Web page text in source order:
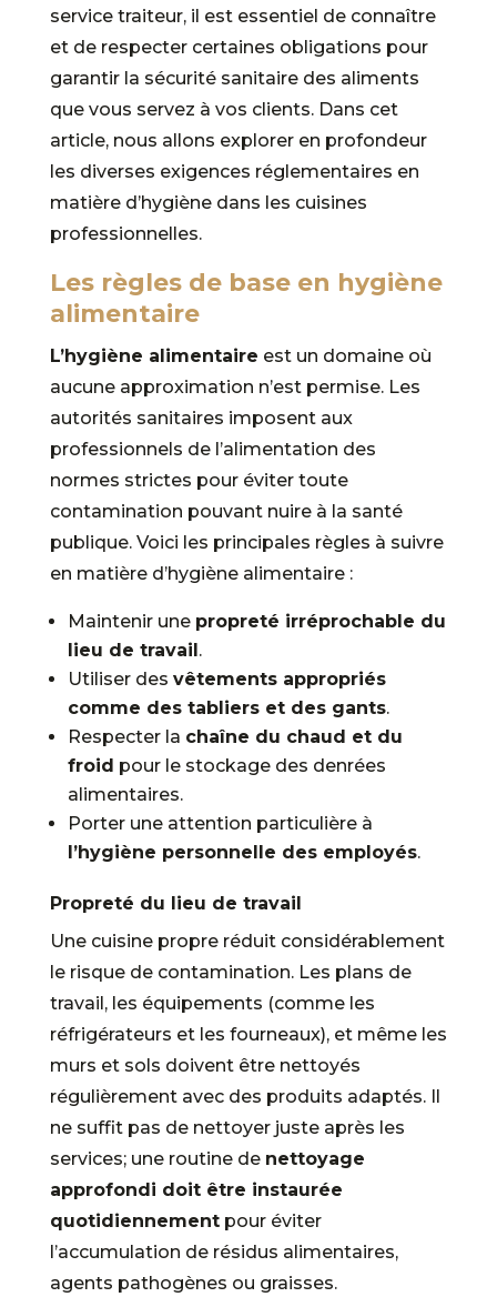
service traiteur, il est essentiel de connaître
et de respecter certaines obligations pour
garantir la sécurité sanitaire des aliments
que vous servez à vos clients. Dans cet
article, nous allons explorer en profondeur
les diverses exigences réglementaires en
matière d’hygiène dans les cuisines
professionnelles.
Les règles de base en hygiène
alimentaire
L’hygiène alimentaire est un domaine où
aucune approximation n’est permise. Les
autorités sanitaires imposent aux
professionnels de l’alimentation des
normes strictes pour éviter toute
contamination pouvant nuire à la santé
publique. Voici les principales règles à suivre
en matière d’hygiène alimentaire :
Maintenir une propreté irréprochable du
lieu de travail.
Utiliser des vêtements appropriés
comme des tabliers et des gants.
Respecter la chaîne du chaud et du
froid pour le stockage des denrées
alimentaires.
Porter une attention particulière à
l’hygiène personnelle des employés.
Propreté du lieu de travail
Une cuisine propre réduit considérablement
le risque de contamination. Les plans de
travail, les équipements (comme les
réfrigérateurs et les fourneaux), et même les
murs et sols doivent être nettoyés
régulièrement avec des produits adaptés. Il
ne suffit pas de nettoyer juste après les
services; une routine de nettoyage
approfondi doit être instaurée
quotidiennementpour éviter
l’accumulation de résidus alimentaires,
agents pathogènes ou graisses.